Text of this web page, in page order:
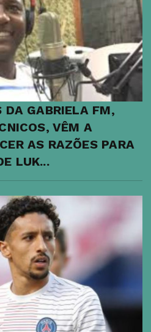
DA GABRIELA FM,
VÊM A
AS RAZÕES PARA
LUK...